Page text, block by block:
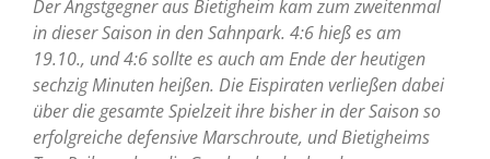
Der Angstgegner aus Bietigheim kam zum zweitenmal
in dieser Saison in den Sahnpark. 4:6 hieß es am
19.10., und 4:6 sollte es auch am Ende der heutigen
sechzig Minuten heißen. Die Eispiraten verließen dabei
über die gesamte Spielzeit ihre bisher in der Saison so
erfolgreiche defensive Marschroute, und Bietigheims